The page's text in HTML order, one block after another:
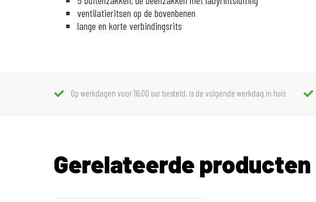
ventilatieritsen op de bovenbenen
lange en korte verbindingsrits
Op werkdagen voor 16:00 uur besteld, is de volgende werkdag in huis
Gerelateerde producten